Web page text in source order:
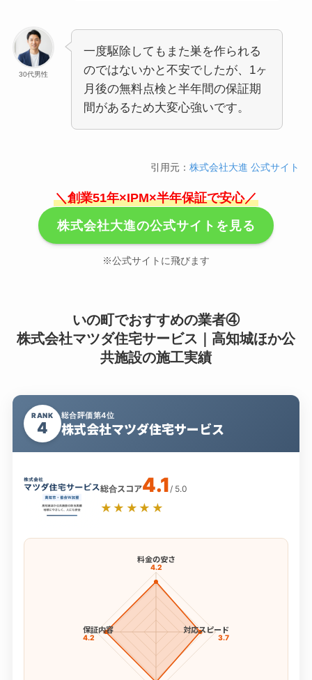
30代男性
一度駆除してもまた巣を作られる
のではないかと不安でしたが、1ヶ
月後の無料点検と半年間の保証期
間があるため大変心強いです。
引用元：株式会社大進 公式サイト
＼創業51年×IPM×半年保証で安心／
株式会社大進の公式サイトを見る
※公式サイトに飛びます
いの町でおすすめの業者④
株式会社マツダ住宅サービス｜高知城ほか公
共施設の施工実績
RANK
4
総合評価第4位
株式会社マツダ住宅サービス
総合スコア4.1/ 5.0
★★★★★
料金の安さ
4.2
対応スピード
3.7
保証内容
4.2